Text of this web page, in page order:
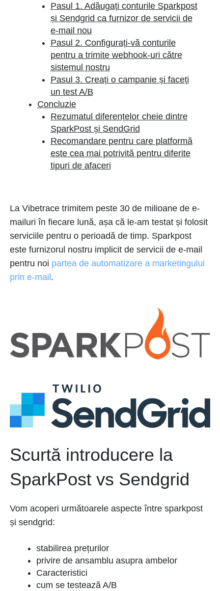
Pasul 1. Adăugați conturile Sparkpost
și Sendgrid ca furnizor de servicii de
e-mail nou
Pasul 2. Configurați-vă conturile
pentru a trimite webhook-uri către
sistemul nostru
Pasul 3. Creați o campanie și faceți
un test A/B
Concluzie
Rezumatul diferențelor cheie dintre
SparkPost și SendGrid
Recomandare pentru care platformă
este cea mai potrivită pentru diferite
tipuri de afaceri
La Vibetrace trimitem peste 30 de milioane de e-
mailuri în fiecare lună, așa că le-am testat și folosit
serviciile pentru o perioadă de timp. Sparkpost
este furnizorul nostru implicit de servicii de e-mail
pentru noi partea de automatizare a marketingului
prin e-mail.
Scurtă introducere la
SparkPost vs Sendgrid
Vom acoperi următoarele aspecte între sparkpost
și sendgrid:
stabilirea prețurilor
privire de ansamblu asupra ambelor
Caracteristici
cum se testează A/B